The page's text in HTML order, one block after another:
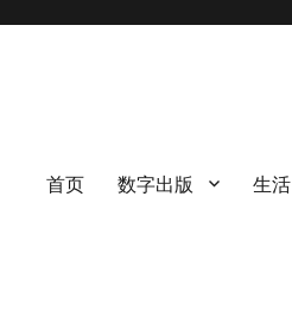
首页 数字出版 生活